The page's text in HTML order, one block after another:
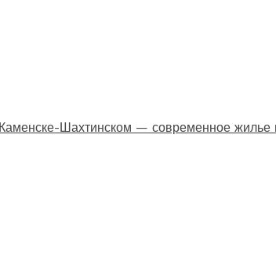
Шахтинском — современное жилье